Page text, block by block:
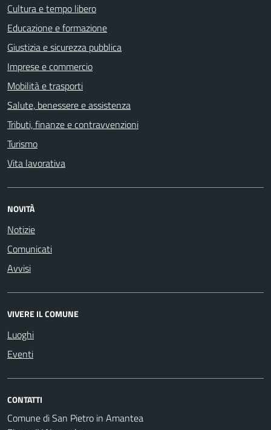
Cultura e tempo libero
Educazione e formazione
Giustizia e sicurezza pubblica
Imprese e commercio
Mobilità e trasporti
Salute, benessere e assistenza
Tributi, finanze e contravvenzioni
Turismo
Vita lavorativa
NOVITÀ
Notizie
Comunicati
Avvisi
VIVERE IL COMUNE
Luoghi
Eventi
CONTATTI
Comune di San Pietro in Amantea